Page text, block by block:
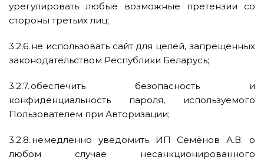
урегулировать любые возможные претензии со
стороны третьих лиц;
3.2.6. не использовать сайт для целей, запрещенных
законодательством Республики Беларусь;
3.2.7. обеспечить безопасность и
конфиденциальность пароля, используемого
Пользователем при Авторизации;
3.2.8. немедленно уведомить ИП Семёнов А.В. о
любом случае несанкционированного